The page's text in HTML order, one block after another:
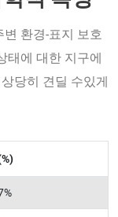
환경-표지 보호
태에 대한 지구에
당히 견딜 수있게